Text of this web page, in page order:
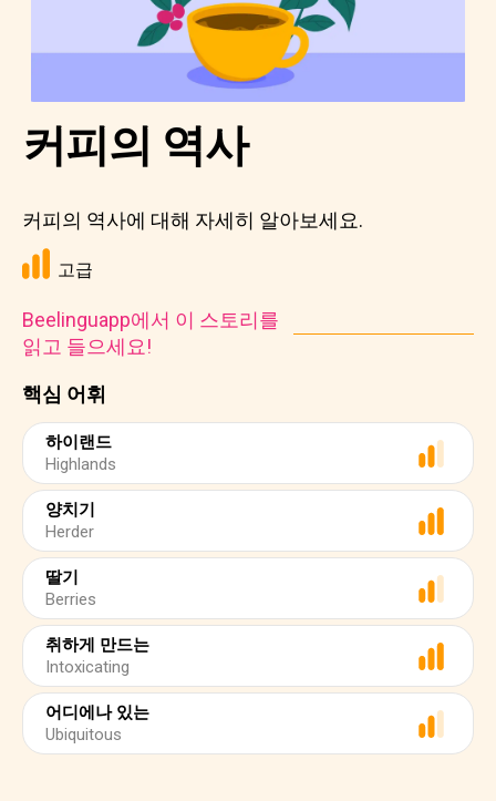
핵심 어휘
하이랜드
Highlands
양치기
Herder
딸기
Berries
취하게 만드는
Intoxicating
어디에나 있는
Ubiquitous
커피의 역사
커피의 역사에 대해 자세히 알아보세요.
고급
Beelinguapp에서 이 스토리를
읽고 들으세요!